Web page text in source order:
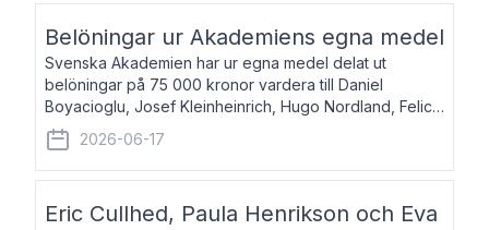
Belöningar ur Akademiens egna medel
Svenska Akademien har ur egna medel delat ut
belöningar på 75 000 kronor vardera till Daniel
Boyacioglu, Josef Kleinheinrich, Hugo Nordland, Felicia
Stenroth och Svante Strandberg. Daniel Boyacioglu,
född 1981, är poet och scenartist. Josef
2026-06-17
Eric Cullhed, Paula Henrikson och Eva